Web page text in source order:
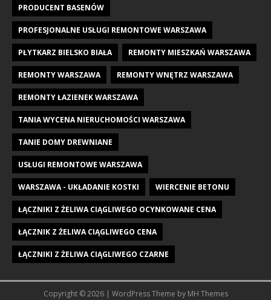
PRODUCENT BASENÓW
PROFESJONALNE USŁUGI REMONTOWE WARSZAWA
PŁYTKARZ BIELSKO BIAŁA REMONTY MIESZKAŃ WARSZAWA
REMONTY WARSZAWA REMONTY WNĘTRZ WARSZAWA
REMONTY ŁAZIENEK WARSZAWA
TANIA WYCENA NIERUCHOMOŚCI WARSZAWA
TANIE DOMY DREWNIANE
USŁUGI REMONTOWE WARSZAWA
WARSZAWA - UKŁADANIE KOSTKI WIERCENIE BETONU
ŁĄCZNIKI Z ŻELIWA CIĄGLIWEGO OCYNKOWANE CENA
ŁĄCZNIK Z ŻELIWA CIĄGLIWEGO CENA
ŁĄCZNIKI Z ŻELIWA CIĄGLIWEGO CZARNE
Copyright © 2026 | WordPress Theme by MH Themes